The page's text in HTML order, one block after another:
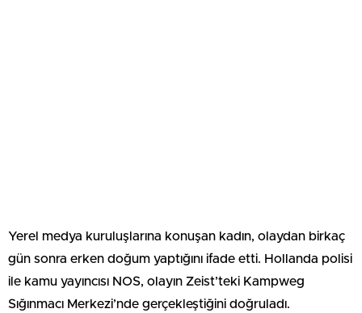
Yerel medya kuruluşlarına konuşan kadın, olaydan birkaç
gün sonra erken doğum yaptığını ifade etti. Hollanda polisi
ile kamu yayıncısı NOS, olayın Zeist’teki Kampweg
Sığınmacı Merkezi’nde gerçekleştiğini doğruladı.